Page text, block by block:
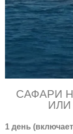
САФАРИ
ИЛИ
1 день